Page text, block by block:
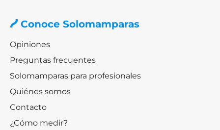
Conoce Solomamparas
Opiniones
Preguntas frecuentes
Solomamparas para profesionales
Quiénes somos
Contacto
¿Cómo medir?